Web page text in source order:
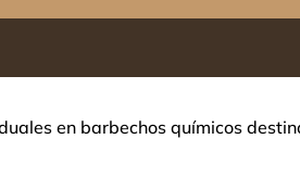
en barbechos químicos